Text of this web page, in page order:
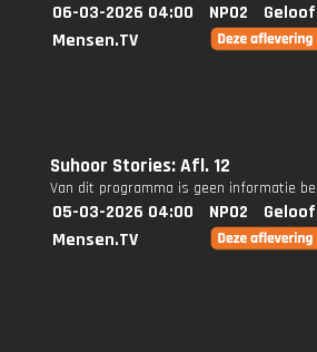
06-03-2026 04:00 NPO2
Mensen.TV
Suhoor Stories: Afl. 12
Van dit programma is geen informatie
05-03-2026 04:00 NPO2
Mensen.TV